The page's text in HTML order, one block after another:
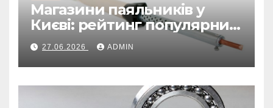
Магазини паяльників у
Києві: рейтинг популярних
варіантів
27.06.2026 ADMIN